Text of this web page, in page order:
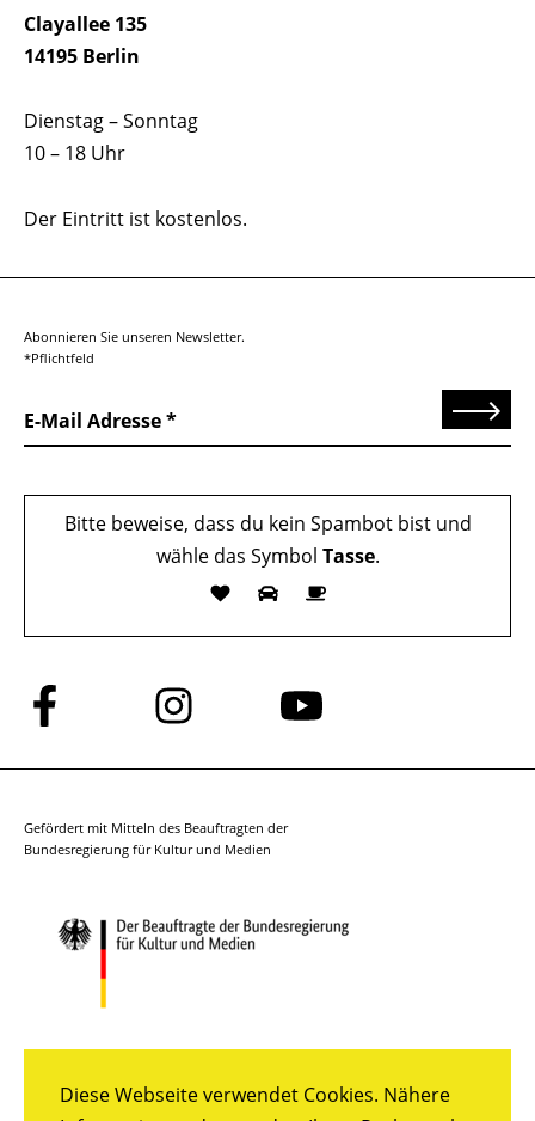
Diese Webseite verwendet Cookies. Nähere
Clayallee 135
14195 Berlin
Dienstag – Sonntag
10 – 18 Uhr
Der Eintritt ist kostenlos.
Abonnieren Sie unseren Newsletter.
*Pflichtfeld
E-Mail Adresse Senden
Bitte beweise, dass du kein Spambot bist und
wähle das Symbol Tasse.
Folge
uns
auf
Folge
uns
auf
Folge
auf
Gefördert mit Mitteln des Beauftragten der
Bundesregierung für Kultur und Medien